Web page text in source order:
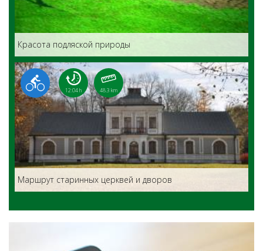
Красота подляской природы
12:04 h 48.3 km
Маршрут старинных церквей и дворов